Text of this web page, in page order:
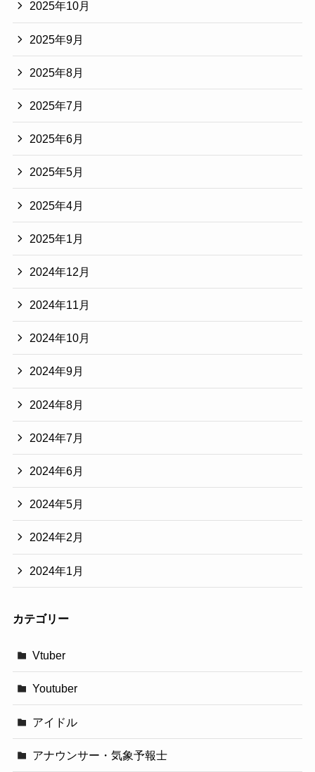
2025年10月
2025年9月
2025年8月
2025年7月
2025年6月
2025年5月
2025年4月
2025年1月
2024年12月
2024年11月
2024年10月
2024年9月
2024年8月
2024年7月
2024年6月
2024年5月
2024年2月
2024年1月
カテゴリー
Vtuber
Youtuber
アイドル
アナウンサー・気象予報士